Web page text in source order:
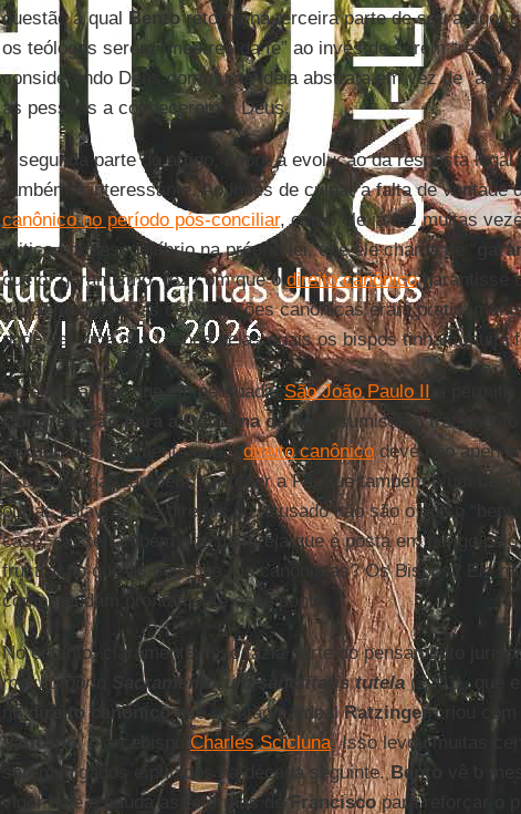
questão à qual Bentoretorna na terceira parte de seu artigo,
os teólogos serem “mestres da fé” ao invés de serem
considerando Deus como uma ideia abstrata em vez de
as pessoas a conhecerem a Deus.
A segunda parte do artigo, sobre a evolução da resposta legal
também é interessante. Ao invés de culpar a falta de vontade
canônico no período pós-conciliar, como ele já fez muitas
critica um desequilíbrio na própria lei, que ele chama de “
que o “garantismo” fez com que odireito canônicogarantisse
de tal modo que as condenações canônicas eram
pode ser uma das razões pelas quais os bispos tinham muita
Ao explicar por que ele persuadiuSão João Paulo II a
Congregação para a Doutrina da Fé
assumisse o
sexual, ele argumenta que odireito canônicodeve não
acusado, mas também “proteger a Fé, que também é um bem
outras palavras, os direitos do acusado não são o único
caso; existe também a fé da Igreja que é posta em perigo
frustração que as pessoas (os canonistas? Os Bispos? Ele
compreendam prontamente esse ponto.
No entanto, claramente, isso fazia parte do pensamento
motu proprio
Sacramentorum sanctitatis tutela(2001), que
nodireito canônicoque o então cardealRatzingercriou com
Vaticano, o arcebispo Charles Scicluna. Isso levou muitas
serem julgados e punidos na década seguinte.Bento
vê o
vigor hoje e saúda as reformas de Franciscopara reforçar o